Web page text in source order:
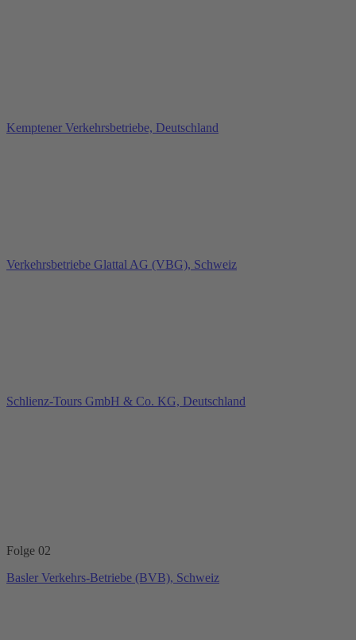
Kemptener Verkehrsbetriebe, Deutschland
Verkehrsbetriebe Glattal AG (VBG), Schweiz
Schlienz‑Tours GmbH & Co. KG, Deutschland
Folge 02
Basler Verkehrs‑Betriebe (BVB), Schweiz